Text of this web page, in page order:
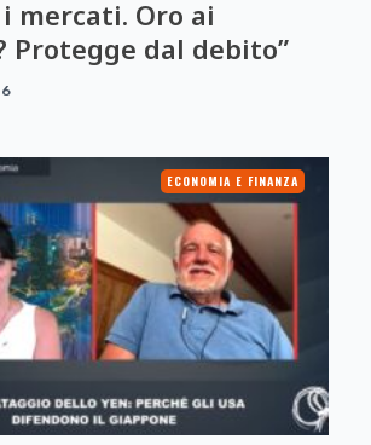
mercati. Oro ai
Protegge dal debito”
ECONOMIA E FINANZA